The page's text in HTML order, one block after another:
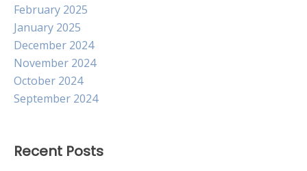
February 2025
January 2025
December 2024
November 2024
October 2024
September 2024
Recent Posts